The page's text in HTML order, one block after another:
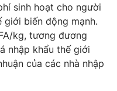
không có sự chấp
sinh hoạt cho người
biến động mạnh.
kg, tương đương
nhập khẩu thế giới
của các nhà nhập